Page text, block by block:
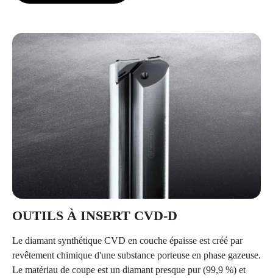
OUTILS À INSERT CVD-D
Le diamant synthétique CVD en couche épaisse est créé par
revêtement chimique d'une substance porteuse en phase gazeuse.
Le matériau de coupe est un diamant presque pur (99,9 %) et